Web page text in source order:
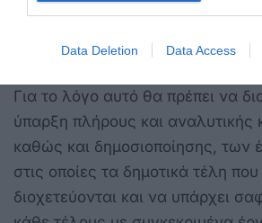
Data Deletion Data Access
σταθερότερα πλαίσια χρεώσεων.
Β. Θεωρούμε εξαιρετικά
Για το λόγο αυτό θα πρέπει να
ύπαρξη πλήρους και αναλυτικής
καθώς και δημοσιοποίησης,
στις οποίες τα δημοτικά τέλη που
διοχετεύονται και να υπάρχει